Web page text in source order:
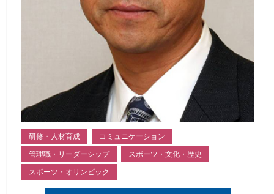
研修・人材育成 コミュニケーション
管理職・リーダーシップ スポーツ・文化・歴史
スポーツ・オリンピック